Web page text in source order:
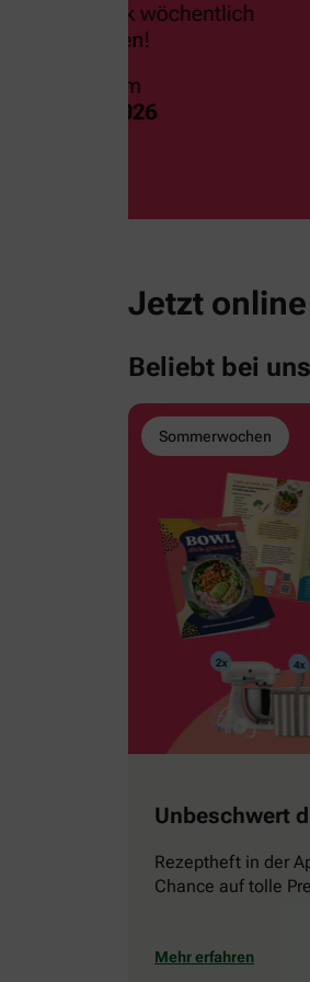
Jetzt
Beliebt bei
Sommerwochen
Unbeschwert
Rezeptheft in der
Chance auf tolle
Mehr erfahren